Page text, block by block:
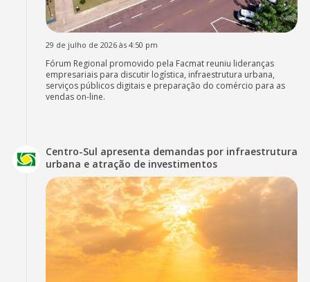
29 de julho de 2026 às 4:50 pm
Fórum Regional promovido pela Facmat reuniu lideranças
empresariais para discutir logística, infraestrutura urbana,
serviços públicos digitais e preparação do comércio para as
vendas on-line.
Centro-Sul apresenta demandas por infraestrutura
urbana e atração de investimentos